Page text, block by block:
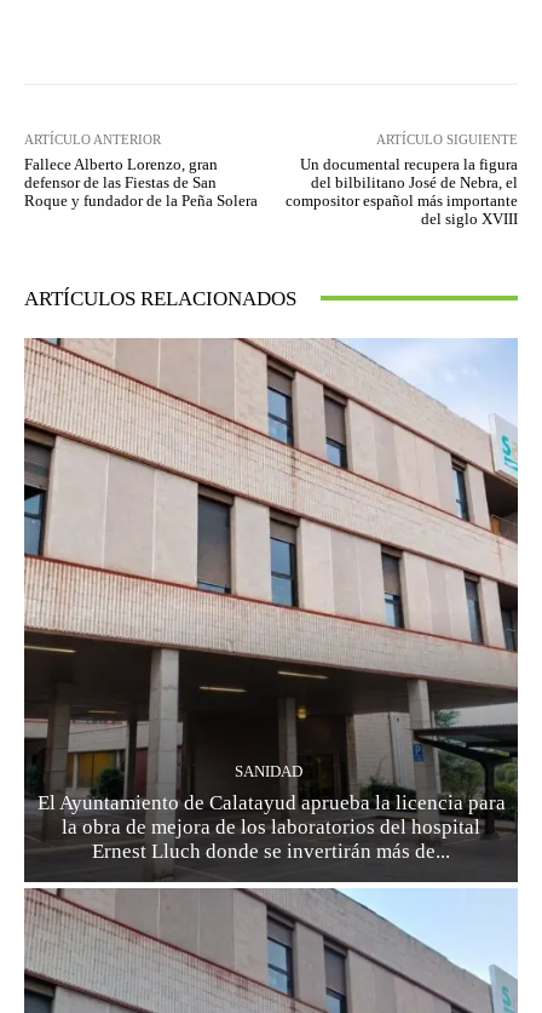
ARTÍCULO ANTERIOR
Fallece Alberto Lorenzo, gran
defensor de las Fiestas de San
Roque y fundador de la Peña Solera
ARTÍCULO SIGUIENTE
Un documental recupera la figura
del bilbilitano José de Nebra, el
compositor español más importante
del siglo XVIII
ARTÍCULOS RELACIONADOS
SANIDAD
El Ayuntamiento de Calatayud aprueba la licencia para
la obra de mejora de los laboratorios del hospital
Ernest Lluch donde se invertirán más de...